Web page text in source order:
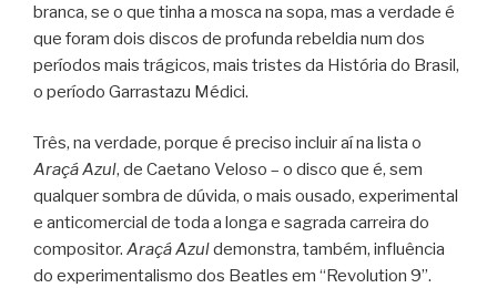
branca, se o que tinha a mosca na sopa, mas a verdade é
que foram dois discos de profunda rebeldia num dos
períodos mais trágicos, mais tristes da História do Brasil,
o período Garrastazu Médici.
Três, na verdade, porque é preciso incluir aí na lista o
Araçá Azul, de Caetano Veloso – o disco que é, sem
qualquer sombra de dúvida, o mais ousado, experimental
e anticomercial de toda a longa e sagrada carreira do
compositor. Araçá Azuldemonstra, também, influência
do experimentalismo dos Beatles em “Revolution 9”.